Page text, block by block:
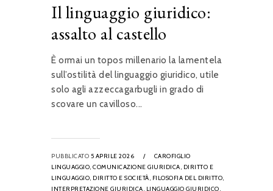
Il linguaggio giuridico:
assalto al castello
È ormai un topos millenario la lamentela
sull’ostilità del linguaggio giuridico, utile
solo agli azzeccagarbugli in grado di
scovare un cavilloso...
PUBBLICATO 5 APRILE 2026 /
CAROFIGLIO
LINGUAGGIO, COMUNICAZIONE GIURIDICA, DIRITTO E
LINGUAGGIO, DIRITTO E SOCIETÀ, FILOSOFIA DEL DIRITTO,
INTERPRETAZIONE GIURIDICA, LINGUAGGIO GIURIDICO,